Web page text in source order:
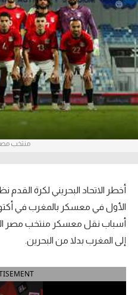
آراء حرة
ركن الألعاب
بطولات
أمريكا 2026
الدوري الإسباني
الدوري الألماني
منتخب مصر
أخطر الاتحاد البحريني لكرة القدم
الأول في معسكر بالمغرب في
أسباب نقل معسكر منتخب مصر
إلى المغرب بدلا من البحرين.